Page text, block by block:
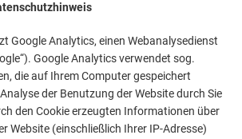
Google Analytics, einen Webanalysedienst
Google Analytics verwendet sog.
die auf Ihrem Computer gespeichert
der Benutzung der Website durch Sie
den Cookie erzeugten Informationen über
Website (einschließlich Ihrer IP-Adresse)